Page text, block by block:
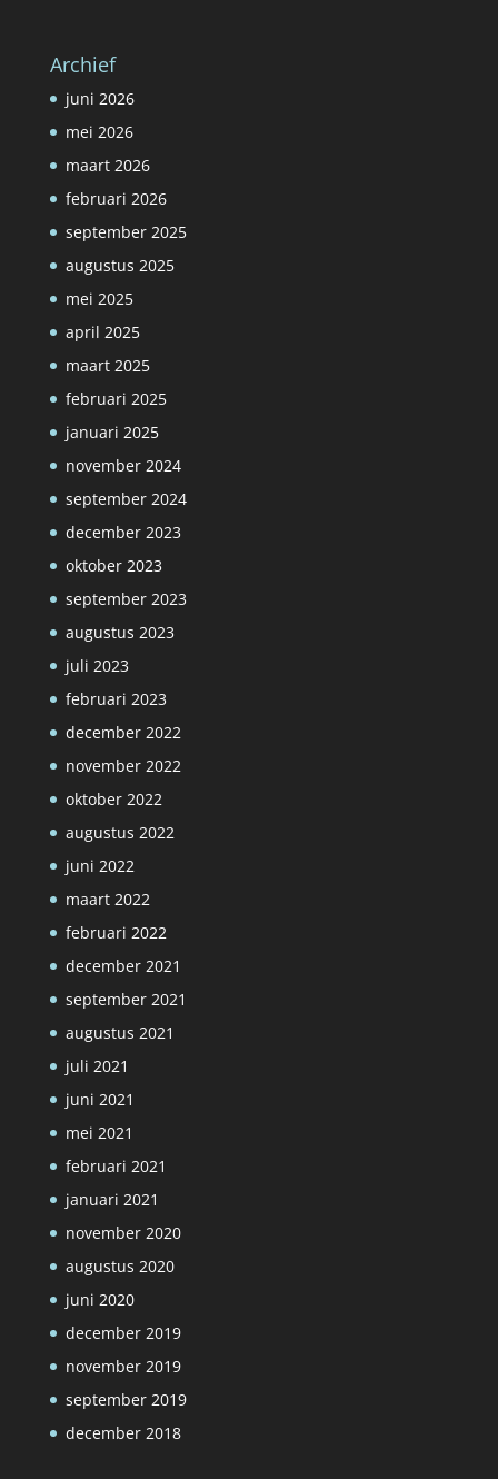
Archief
juni 2026
mei 2026
maart 2026
februari 2026
september 2025
augustus 2025
mei 2025
april 2025
maart 2025
februari 2025
januari 2025
november 2024
september 2024
december 2023
oktober 2023
september 2023
augustus 2023
juli 2023
februari 2023
december 2022
november 2022
oktober 2022
augustus 2022
juni 2022
maart 2022
februari 2022
december 2021
september 2021
augustus 2021
juli 2021
juni 2021
mei 2021
februari 2021
januari 2021
november 2020
augustus 2020
juni 2020
december 2019
november 2019
september 2019
december 2018